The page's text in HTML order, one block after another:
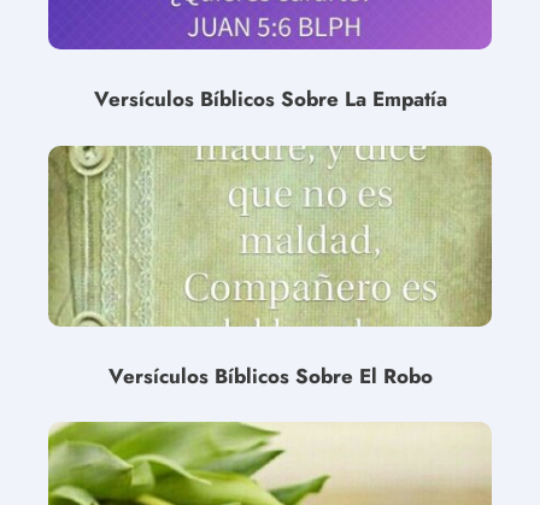
Versículos Bíblicos Sobre La Empatía
Versículos Bíblicos Sobre El Robo